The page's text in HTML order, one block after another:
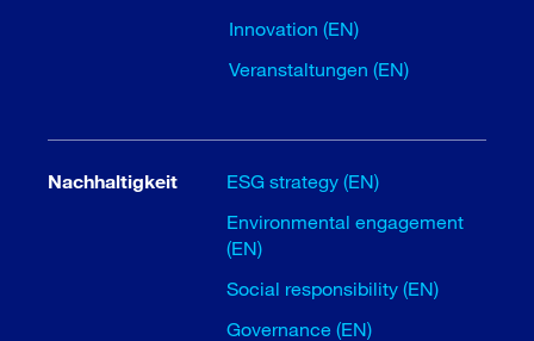
Innovation (EN)
Veranstaltungen (EN)
Nachhaltigkeit
ESG strategy (EN)
Environmental engagement
(EN)
Social responsibility (EN)
Governance (EN)